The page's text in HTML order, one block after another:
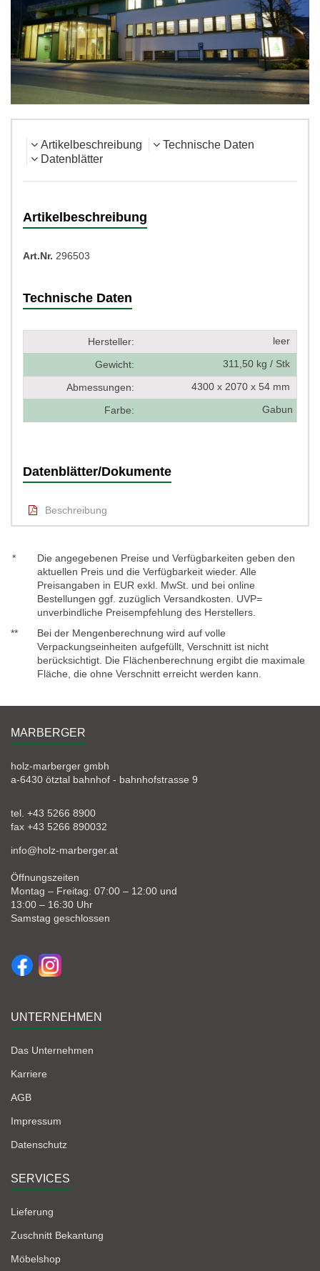
Artikelbeschreibung
Technische Daten
Datenblätter
Artikelbeschreibung
Art.Nr. 296503
Technische Daten
Hersteller: leer
Gewicht: 311,50 kg / Stk
Abmessungen: 4300 x 2070 x 54 mm
Farbe: Gabun
Datenblätter/Dokumente
Beschreibung
*
Die angegebenen Preise und Verfügbarkeiten geben den
aktuellen Preis und die Verfügbarkeit wieder. Alle
Preisangaben in EUR exkl. MwSt. und bei online
Bestellungen ggf. zuzüglich Versandkosten. UVP=
unverbindliche Preisempfehlung des Herstellers.
**
Bei der Mengenberechnung wird auf volle
Verpackungseinheiten aufgefüllt, Verschnitt ist nicht
berücksichtigt. Die Flächenberechnung ergibt die maximale
Fläche, die ohne Verschnitt erreicht werden kann.
MARBERGER
holz-marberger gmbh
a-6430 ötztal bahnhof - bahnhofstrasse 9
tel. +43 5266 8900
fax +43 5266 890032
info@holz-marberger.at
Öffnungszeiten
Montag – Freitag: 07:00 – 12:00 und
13:00 – 16:30 Uhr
Samstag geschlossen
UNTERNEHMEN
Das Unternehmen
Karriere
AGB
Impressum
Datenschutz
SERVICES
Lieferung
Zuschnitt Bekantung
Möbelshop